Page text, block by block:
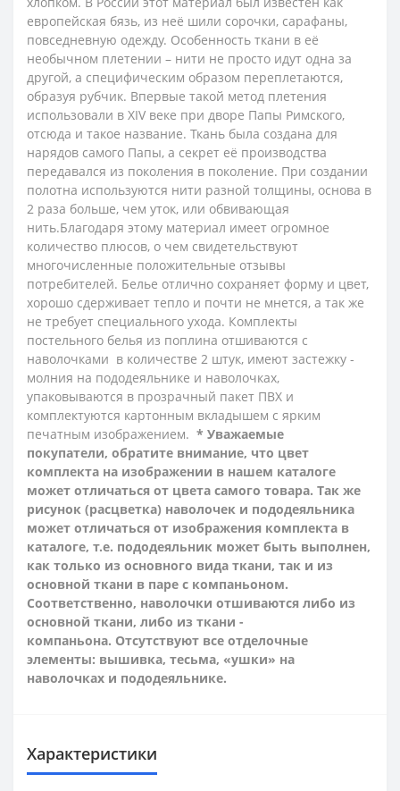
европейская бязь, из неё шили сорочки, сарафаны,
повседневную одежду. Особенность ткани в её
необычном плетении – нити не просто идут одна за
другой, а специфическим образом переплетаются,
образуя рубчик. Впервые такой метод плетения
использовали в XIV веке при дворе Папы Римского,
отсюда и такое название. Ткань была создана для
нарядов самого Папы, а секрет её производства
передавался из поколения в поколение. При создании
полотна используются нити разной толщины, основа в
2 раза больше, чем уток, или обвивающая
нить.Благодаря этому материал имеет огромное
количество плюсов, о чем свидетельствуют
многочисленные положительные отзывы
потребителей. Белье отлично сохраняет форму и цвет,
хорошо сдерживает тепло и почти не мнется, а так же
не требует специального ухода. Комплекты
постельного белья из поплина отшиваются с
наволочками в количестве 2 штук, имеют застежку -
молния на пододеяльнике и наволочках,
упаковываются в прозрачный пакет ПВХ и
комплектуются картонным вкладышем с ярким
печатным изображением. * Уважаемые
покупатели, обратите внимание, что цвет
комплекта на изображении в нашем каталоге
может отличаться от цвета самого товара. Так же
рисунок (расцветка) наволочек и пододеяльника
может отличаться от изображения комплекта в
каталоге, т.е. пододеяльник может быть выполнен,
как только из основного вида ткани, так и из
основной ткани в паре с компаньоном.
Соответственно, наволочки отшиваются либо из
основной ткани, либо из ткани -
компаньона. Отсутствуют все отделочные
элементы: вышивка, тесьма, «ушки» на
наволочках и пододеяльнике.
Характеристики